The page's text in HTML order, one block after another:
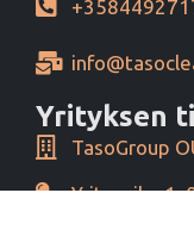
Yrityksen
TasoGroup
Yrityspiha 1,